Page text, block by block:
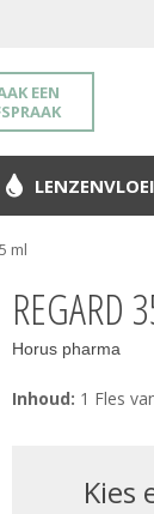
EEN
ml
REGARD
Horus pharma
Inhoud: 1 Fles